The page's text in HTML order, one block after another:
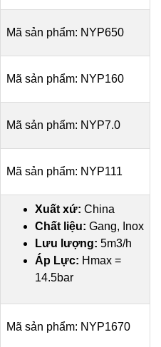
Mã sản phẩm: NYP650
Mã sản phẩm: NYP160
Mã sản phẩm: NYP7.0
Mã sản phẩm: NYP111
Xuất xứ: China
Chất liệu: Gang, Inox
Lưu lượng: 5m3/h
Áp Lực: Hmax =
14.5bar
Mã sản phẩm: NYP1670